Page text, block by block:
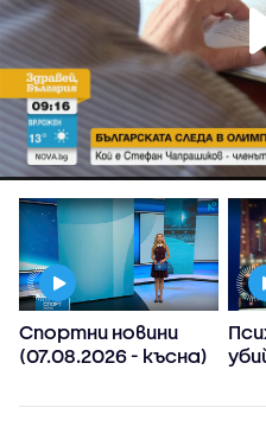
Спортни новини
(07.08.2026 - късна)